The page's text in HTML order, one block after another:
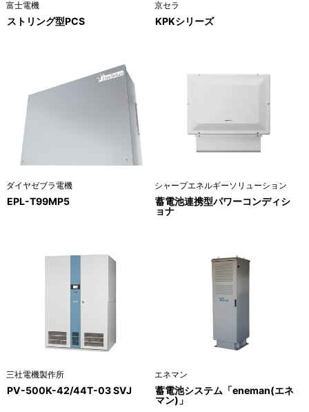
富士電機
ストリング型PCS
京セラ
KPKシリーズ
ダイヤゼブラ電機
EPL-T99MP5
シャープエネルギーソリューション
蓄電池連携型パワーコンディシ
ョナ
三社電機製作所
PV-500K-42/44T-03 SVJ
エネマン
蓄電池システム「eneman(エネ
マン)」